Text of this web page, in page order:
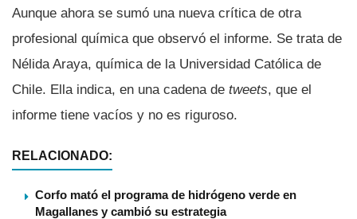
Aunque ahora se sumó una nueva crí­tica de otra
profesional quí­mica que observó el informe. Se trata de
Nélida Araya, quí­mica de la Universidad Católica de
Chile. Ella indica, en una cadena de tweets, que el
informe tiene vací­os y no es riguroso.
RELACIONADO:
Corfo mató el programa de hidrógeno verde en
Magallanes y cambió su estrategia